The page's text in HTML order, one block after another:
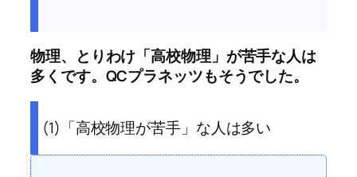
物理、とりわけ「高校物理」が苦手な人は
多くです。QCプラネッツもそうでした。
(1)「高校物理が苦手」な人は多い